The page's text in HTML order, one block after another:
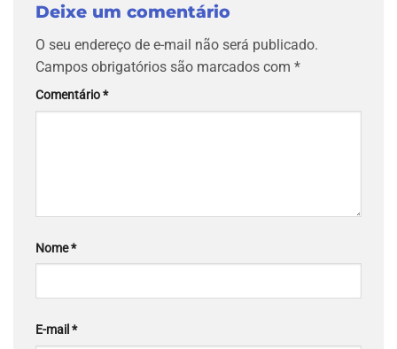
Deixe um comentário
O seu endereço de e-mail não será publicado.
Campos obrigatórios são marcados com *
Comentário*
Nome*
E-mail*